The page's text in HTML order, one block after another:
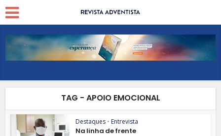
TAG - APOIO EMOCIONAL
Destaques • Entrevista
Na linha de frente